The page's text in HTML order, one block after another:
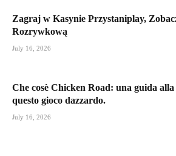
Zagraj w Kasynie Przystaniplay,
Rozrywkową
July 16, 2026
Che cosè Chicken Road: una guida
questo gioco dazzardo.
July 16, 2026